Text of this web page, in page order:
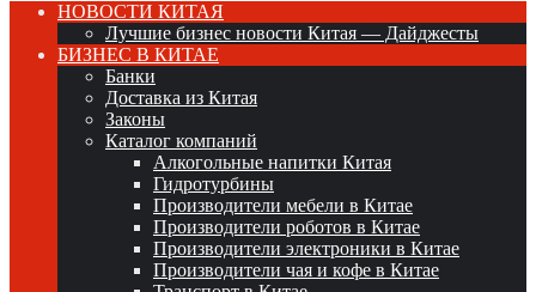
НОВОСТИ КИТАЯ
Лучшие бизнес новости Китая — Дайджесты
БИЗНЕС В КИТАЕ
Банки
Доставка из Китая
Законы
Каталог компаний
Алкогольные напитки Китая
Гидротурбины
Производители мебели в Китае
Производители роботов в Китае
Производители электроники в Китае
Производители чая и кофе в Китае